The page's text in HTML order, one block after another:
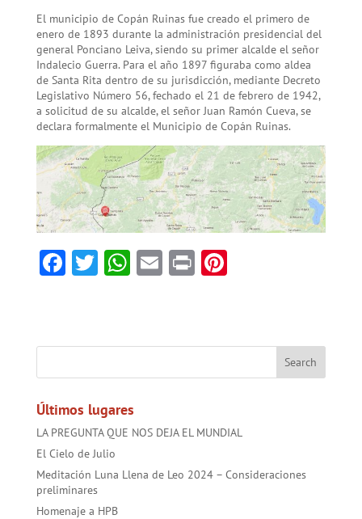
El municipio de Copán Ruinas fue creado el primero de
enero de 1893 durante la administración presidencial del
general Ponciano Leiva, siendo su primer alcalde el señor
Indalecio Guerra. Para el año 1897 figuraba como aldea
de Santa Rita dentro de su jurisdicción, mediante Decreto
Legislativo Número 56, fechado el 21 de febrero de 1942,
a solicitud de su alcalde, el señor Juan Ramón Cueva, se
declara formalmente el Municipio de Copán Ruinas.
F
b
T
er
W
sA
E
l
Pr Pi
es
Últimos lugares
LA PREGUNTA QUE NOS DEJA EL MUNDIAL
El Cielo de Julio
Meditación Luna Llena de Leo 2024 – Consideraciones
preliminares
Homenaje a HPB